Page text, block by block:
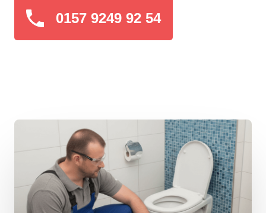
0157 9249 92 54